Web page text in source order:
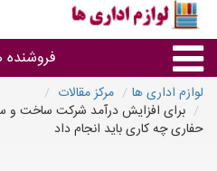
فروشنده
گروه
لوازم اداری ها
مرکز مقالات
برای افزایش درآمد شرکت ساخت و
حفاری چه کاری باید انجام داد